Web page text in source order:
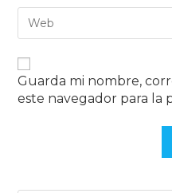
Guarda mi nombre,
este navegador para la